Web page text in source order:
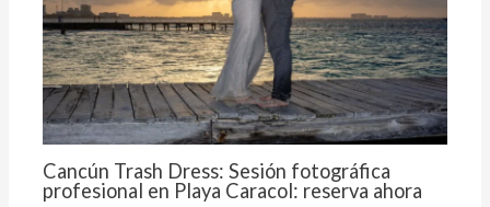
Cancún Trash Dress: Sesión fotográfica
profesional en Playa Caracol: reserva ahora